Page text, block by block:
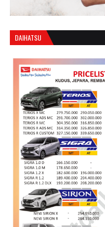
DAIHATSU